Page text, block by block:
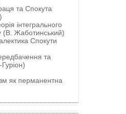
та Спокута
інтегрального
(В. Жаботинський)
Спокути
та
як перманентна